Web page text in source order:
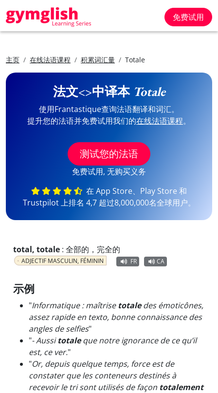
免费试用
主页 在线法语课程 积累词汇量 Totale
法文<>中译本 Totale
使用Frantastique查询法语翻译和词汇。
提升您的法语并免费试用我们的在线法语课程。
测试您的法语
免费试用, 无购买义务
在 App Store、Play Store 和
Trustpilot 上排名 4,7 超过8,000,000名全球用户。
total, totale : 全部的，完全的
ADJECTIF MASCULIN, FÉMININ FR CA
示例
"Informatique : maîtrise totaledes émoticônes,
assez rapide en texto, bonne connaissance des
angles de selfies"
"- Aussitotaleque notre ignorance de ce qu’il
est, ce ver."
"Or, depuis quelque temps, force est de
constater que les conteneurs destinés à
recevoir le tri sont utilisés de façon totalement